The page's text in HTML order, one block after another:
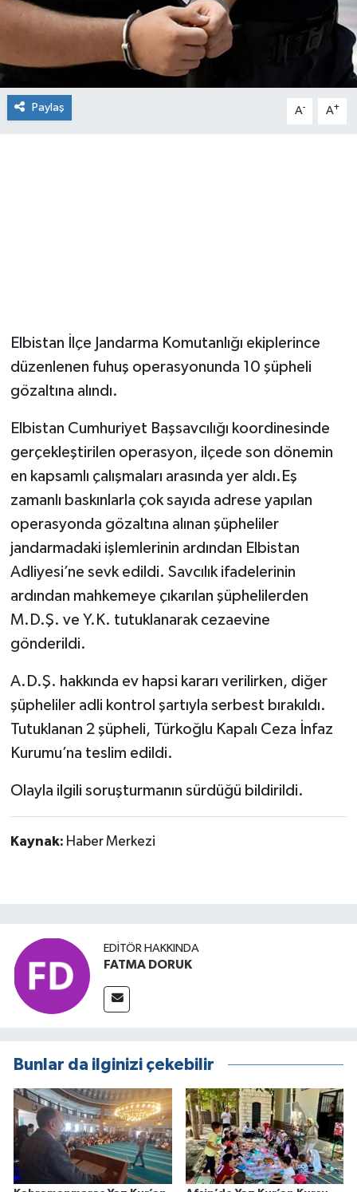
Paylaş A- A+
Elbistan İlçe Jandarma Komutanlığı ekiplerince
düzenlenen fuhuş operasyonunda 10 şüpheli
gözaltına alındı.
Elbistan Cumhuriyet Başsavcılığı koordinesinde
gerçekleştirilen operasyon, ilçede son dönemin
en kapsamlı çalışmaları arasında yer aldı.Eş
zamanlı baskınlarla çok sayıda adrese yapılan
operasyonda gözaltına alınan şüpheliler
jandarmadaki işlemlerinin ardından Elbistan
Adliyesi’ne sevk edildi. Savcılık ifadelerinin
ardından mahkemeye çıkarılan şüphelilerden
M.D.Ş. ve Y.K. tutuklanarak cezaevine
gönderildi.
A.D.Ş. hakkında ev hapsi kararı verilirken, diğer
şüpheliler adli kontrol şartıyla serbest bırakıldı.
Tutuklanan 2 şüpheli, Türkoğlu Kapalı Ceza İnfaz
Kurumu’na teslim edildi.
Olayla ilgili soruşturmanın sürdüğü bildirildi.
Kaynak: Haber Merkezi
EDITÖR HAKKINDA
FATMA DORUK
Bunlar da ilginizi çekebilir